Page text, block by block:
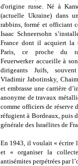
d'origine russe. Né à
(actuelle Ukraine) dans
rabbins, formé et officiant
Isaac Schneersohn
France dont il acquiert la
Paris, ce proche du
Feuerwerker accueille à
dirigeants Juifs,
Vladimir Jabotinsky,
et embrasse une carrière
anonyme de travaux
comme officiers de réserve
réfugient à Bordeaux, puis
générale des Israélites de
En 1943, il voulait « écrire
et « organiser la
antisémites perpétrées par